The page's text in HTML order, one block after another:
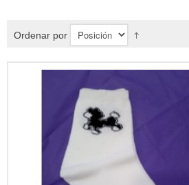
Ordenar por